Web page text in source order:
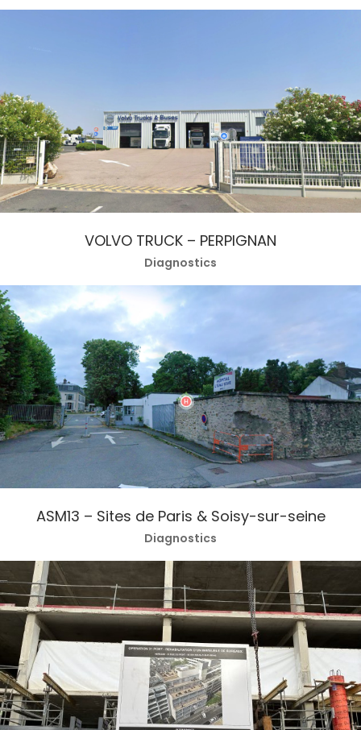
VOLVO TRUCK – PERPIGNAN
Diagnostics
ASM13 – Sites de Paris & Soisy-sur-seine
Diagnostics